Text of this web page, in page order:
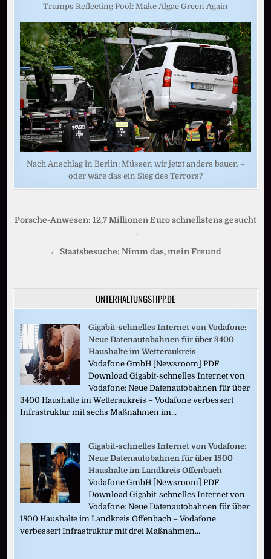
Trumps Reflecting Pool: Make Algae Green Again
Nach Anschlag in Berlin: Müssen wir jetzt anders bauen –
oder wäre das ein Sieg des Terrors?
Beitragsnavigation
Porsche-Anwesen: 12,7 Millionen Euro schnellstens gesucht
→
← Staatsbesuche: Nimm das, mein Freund
UNTERHALTUNGSTIPP.DE
Gigabit-schnelles Internet von Vodafone:
Neue Datenautobahnen für über 3400
Haushalte im Wetteraukreis
Vodafone GmbH [Newsroom] PDF
Download Gigabit-schnelles Internet von
Vodafone: Neue Datenautobahnen für über
3400 Haushalte im Wetteraukreis – Vodafone verbessert
Infrastruktur mit sechs Maßnahmen im...
Gigabit-schnelles Internet von Vodafone:
Neue Datenautobahnen für über 1800
Haushalte im Landkreis Offenbach
Vodafone GmbH [Newsroom] PDF
Download Gigabit-schnelles Internet von
Vodafone: Neue Datenautobahnen für über
1800 Haushalte im Landkreis Offenbach – Vodafone
verbessert Infrastruktur mit drei Maßnahmen...